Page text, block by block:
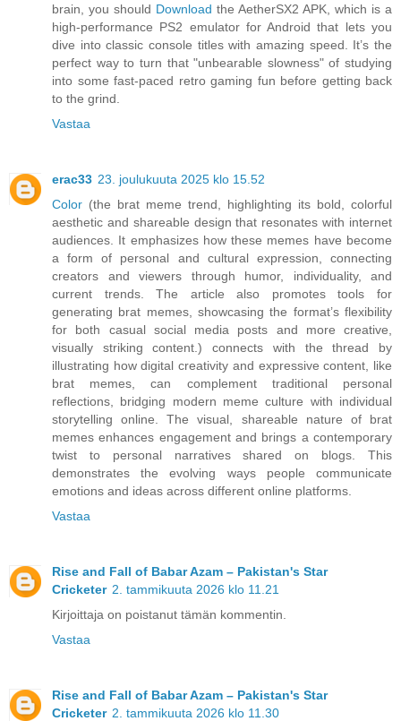
brain, you should Download the AetherSX2 APK, which is a
high-performance PS2 emulator for Android that lets you
dive into classic console titles with amazing speed. It’s the
perfect way to turn that "unbearable slowness" of studying
into some fast-paced retro gaming fun before getting back
to the grind.
Vastaa
erac33 23. joulukuuta 2025 klo 15.52
Color (the brat meme trend, highlighting its bold, colorful
aesthetic and shareable design that resonates with internet
audiences. It emphasizes how these memes have become
a form of personal and cultural expression, connecting
creators and viewers through humor, individuality, and
current trends. The article also promotes tools for
generating brat memes, showcasing the format’s flexibility
for both casual social media posts and more creative,
visually striking content.) connects with the thread by
illustrating how digital creativity and expressive content, like
brat memes, can complement traditional personal
reflections, bridging modern meme culture with individual
storytelling online. The visual, shareable nature of brat
memes enhances engagement and brings a contemporary
twist to personal narratives shared on blogs. This
demonstrates the evolving ways people communicate
emotions and ideas across different online platforms.
Vastaa
Rise and Fall of Babar Azam – Pakistan's Star
Cricketer 2. tammikuuta 2026 klo 11.21
Kirjoittaja on poistanut tämän kommentin.
Vastaa
Rise and Fall of Babar Azam – Pakistan's Star
Cricketer 2. tammikuuta 2026 klo 11.30